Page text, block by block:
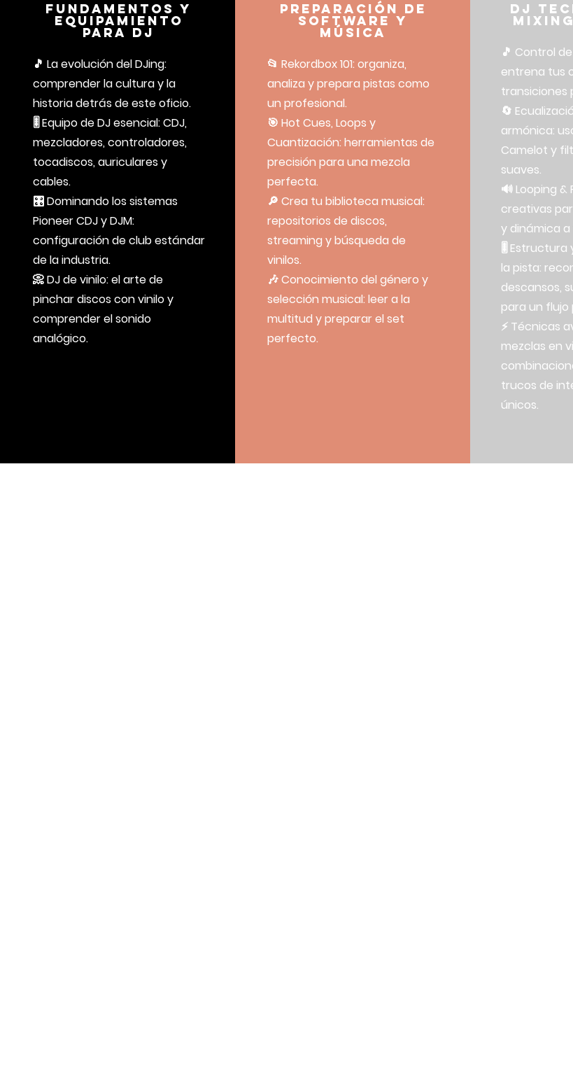
Fundamentos y
equipamiento
para DJ
🎵 La evolución del DJing:
comprender la cultura y la
historia detrás de este oficio.
🎚 Equipo de DJ esencial: CDJ,
mezcladores, controladores,
tocadiscos, auriculares y
cables.
🎛 Dominando los sistemas
Pioneer CDJ y DJM:
configuración de club estándar
de la industria.
📀 DJ de vinilo: el arte de
pinchar discos con vinilo y
comprender el sonido
analógico.
Preparación de
software y
música
📂 Rekordbox 101: organiza,
analiza y prepara pistas como
un profesional.
🎯 Hot Cues, Loops y
Cuantización: herramientas de
precisión para una mezcla
perfecta.
🔎 Crea tu biblioteca musical:
repositorios de discos,
streaming y búsqueda de
vinilos.
🎶 Conocimiento del género y
selección musical: leer a la
multitud y preparar el set
perfecto.
DJ
🎵 Control
entrena tus
transiciones
🔄
armónica:
Camelot y
suaves.
🔊 Looping &
creativas
y dinámica
🎚 Estructura
la pista:
descansos,
para un
⚡ Técnicas
mezclas en
trucos de
únicos.